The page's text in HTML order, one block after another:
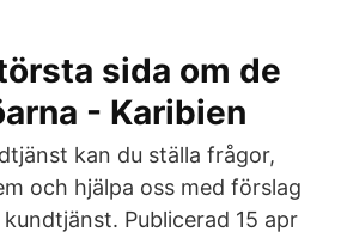
sida om de
- Karibien
kan du ställa frågor,
och hjälpa oss med förslag
Publicerad 15 apr